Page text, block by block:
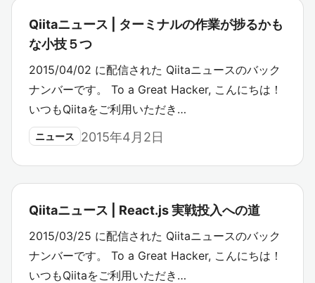
Qiitaニュース | ターミナルの作業が捗るかも
な小技５つ
2015/04/02 に配信された Qiitaニュースのバック
ナンバーです。 To a Great Hacker, こんにちは！
いつもQiitaをご利用いただき…
ニュース 2015年4月2日
Qiitaニュース | React.js 実戦投入への道
2015/03/25 に配信された Qiitaニュースのバック
ナンバーです。 To a Great Hacker, こんにちは！
いつもQiitaをご利用いただき…